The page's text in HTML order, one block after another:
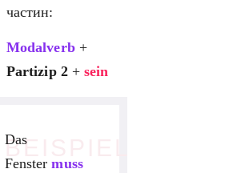
частин:
Modalverb+
Partizip 2 +sein
BEISPIEL
Das
Fenstermuss